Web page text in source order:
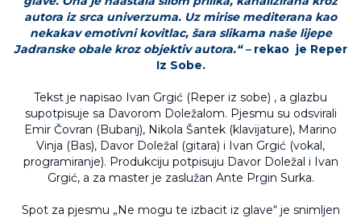
autora iz srca univerzuma. Uz mirise mediterana kao
nekakav emotivni kovitlac, šara slikama naše lijepe
Jadranske obale kroz objektiv autora.“ – rekao je Reper
Iz Sobe.
Tekst je napisao Ivan Grgić (Reper iz sobe) , a glazbu
supotpisuje sa Davorom Doležalom. Pjesmu su odsvirali
Emir Čovran (Bubanj), Nikola Šantek (klavijature), Marino
Vinja (Bas), Davor Doležal (gitara) i Ivan Grgić (vokal,
programiranje). Produkciju potpisuju Davor Doležal i Ivan
Grgić, a za master je zaslužan Ante Prgin Surka.
Spot za pjesmu „Ne mogu te izbacit iz glave“ je snimljen